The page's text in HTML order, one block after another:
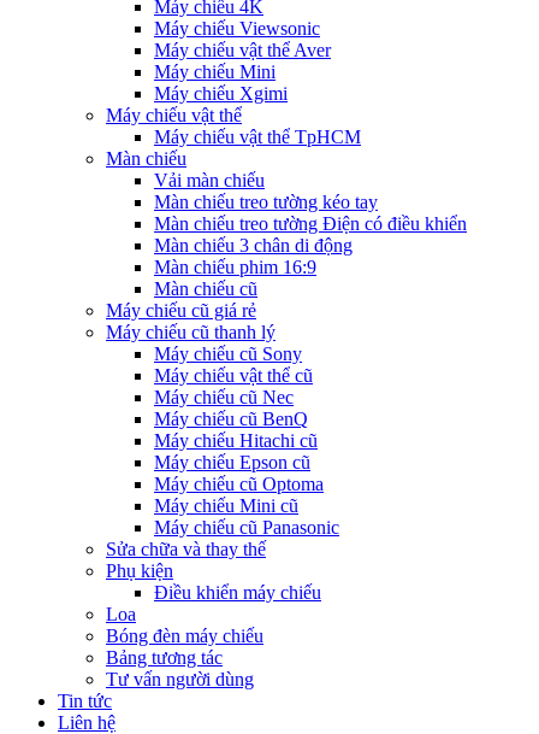
Máy chiếu 4K
Máy chiếu Viewsonic
Máy chiếu vật thể Aver
Máy chiếu Mini
Máy chiếu Xgimi
Máy chiếu vật thể
Máy chiếu vật thể TpHCM
Màn chiếu
Vải màn chiếu
Màn chiếu treo tường kéo tay
Màn chiếu treo tường Điện có điều khiển
Màn chiếu 3 chân di động
Màn chiếu phim 16:9
Màn chiếu cũ
Máy chiếu cũ giá rẻ
Máy chiếu cũ thanh lý
Máy chiếu cũ Sony
Máy chiếu vật thể cũ
Máy chiếu cũ Nec
Máy chiếu cũ BenQ
Máy chiếu Hitachi cũ
Máy chiếu Epson cũ
Máy chiếu cũ Optoma
Máy chiếu Mini cũ
Máy chiếu cũ Panasonic
Sửa chữa và thay thế
Phụ kiện
Điều khiển máy chiếu
Loa
Bóng đèn máy chiếu
Bảng tương tác
Tư vấn người dùng
Tin tức
Liên hệ